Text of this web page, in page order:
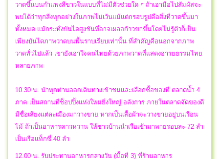
วาดขึ้นบนกำแพงสีขาวในแบบที่ไม่มีตัวช่วยใด ๆ ถ้าเอามือไปสัมผัสจะ
พบได้ว่าทุกสิ่งทุกอย่างในภาพไม่เว้นแม้แต่กรอบรูปคือสิ่งที่วาดขึ้นมา
ทั้งหมด แม้กระทั่งบันไดสูงชันที่อาจเผลอก้าวขาขึ้นโดยไม่รู้ตัวก็เป็น
เพียงบันไดภาพวาดบนพื้นราบเรียบเท่านั้น ที่สำคัญคือนอกจากภาพ
วาดทั่วไปแล้ว เขายังเอาใจคนไทยด้วยภาพวาดที่แสดงอารยธรรมไทย
หลายภาพ
10.30 น. นำทุกท่านออกเดินทางเข้าชมและเลือกซื้อของที่ ตลาดน้ำ 4
ภาค เป็นสถานที่ช็อปปิ้งแห่งใหม่ยิ่งใหญ่ อลังการ ภายในตลาดจัดของดี
มีชื่อเสียงแต่ละเมืองมาวางขาย หากเป็นเสื้อผ้าจะวางขายอยู่บนเรือน
ไม้ ถ้าเป็นอาหารคาวหวาน ให้ชาวบ้านนำเรือเข้ามาพายรอบละ 72 ลำ
เป็นเรือแท็กซี่ 40 ลำ
12.00 น. รับประทานอาหารกลางวัน (มื้อที่ 3) ที่ร้านอาหาร